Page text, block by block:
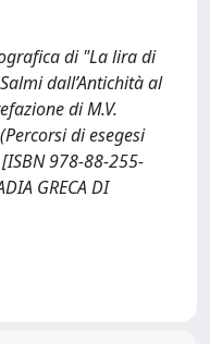
di "La lira di
dall’Antichità al
di M.V.
di esegesi
978-88-255-
GRECA DI